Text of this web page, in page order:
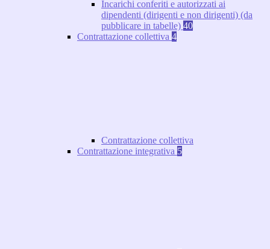
Incarichi conferiti e autorizzati ai
dipendenti (dirigenti e non dirigenti) (da
pubblicare in tabelle) 40
Contrattazione collettiva 4
Contrattazione collettiva
Contrattazione integrativa 5